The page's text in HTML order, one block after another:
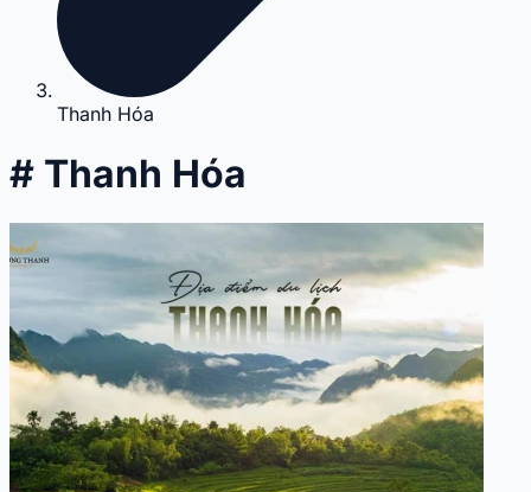
Thanh Hóa
# Thanh Hóa